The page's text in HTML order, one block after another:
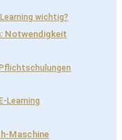
wichtig?
Notwendigkeit
Learning
Maschine